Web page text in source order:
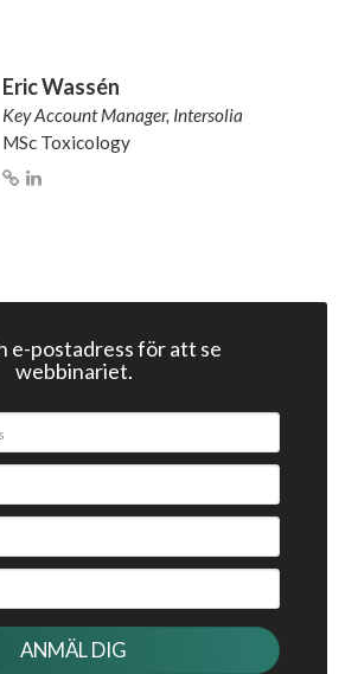
Eric Wassén
Key Account Manager, Intersolia
MSc Toxicology
e-postadress för att se
webbinariet.